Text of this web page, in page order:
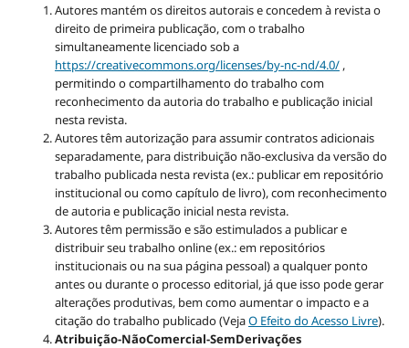
Autores mantém os direitos autorais e concedem à revista o
direito de primeira publicação, com o trabalho
simultaneamente licenciado sob a
https://creativecommons.org/licenses/by-nc-nd/4.0/,
permitindo o compartilhamento do trabalho com
reconhecimento da autoria do trabalho e publicação inicial
nesta revista.
Autores têm autorização para assumir contratos adicionais
separadamente, para distribuição não-exclusiva da versão do
trabalho publicada nesta revista (ex.: publicar em repositório
institucional ou como capítulo de livro), com reconhecimento
de autoria e publicação inicial nesta revista.
Autores têm permissão e são estimulados a publicar e
distribuir seu trabalho online (ex.: em repositórios
institucionais ou na sua página pessoal) a qualquer ponto
antes ou durante o processo editorial, já que isso pode gerar
alterações produtivas, bem como aumentar o impacto e a
citação do trabalho publicado (VejaO Efeito do Acesso Livre).
Atribuição-NãoComercial-SemDerivações